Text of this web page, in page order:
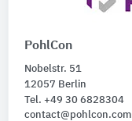
PohlCon
Nobelstr. 51
12057 Berlin
Tel. +49 30 6828304
contact@pohlcon.com